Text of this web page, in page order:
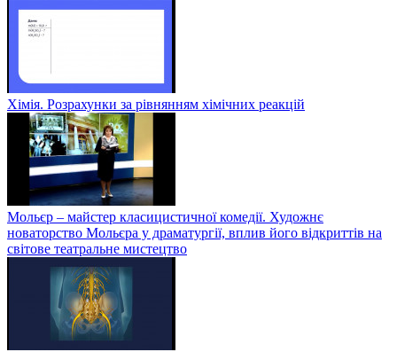
Хімія. Розрахунки за рівнянням хімічних реакцій
Мольєр – майстер класицистичної комедії. Художнє
новаторство Мольєра у драматургії, вплив його відкриттів на
світове театральне мистецтво